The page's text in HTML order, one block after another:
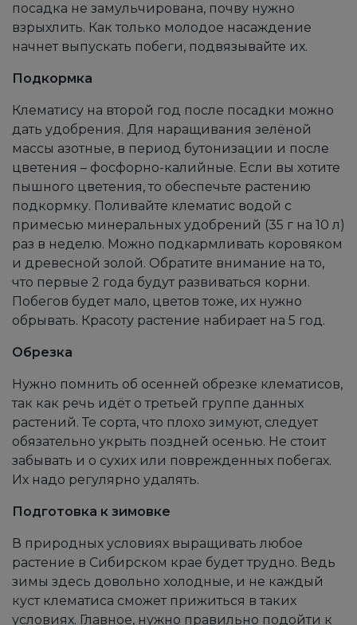
посадка не замульчирована, почву нужно
взрыхлить. Как только молодое насаждение
начнет выпускать побеги, подвязывайте их.
Подкормка
Клематису на второй год после посадки можно
дать удобрения. Для наращивания зелёной
массы азотные, в период бутонизации и после
цветения – фосфорно-калийные. Если вы хотите
пышного цветения, то обеспечьте растению
подкормку. Поливайте клематис водой с
примесью минеральных удобрений (35 г на 10 л)
раз в неделю. Можно подкармливать коровяком
и древесной золой. Обратите внимание на то,
что первые 2 года будут развиваться корни.
Побегов будет мало, цветов тоже, их нужно
обрывать. Красоту растение набирает на 5 год.
Обрезка
Нужно помнить об осенней обрезке клематисов,
так как речь идёт о третьей группе данных
растений. Те сорта, что плохо зимуют, следует
обязательно укрыть поздней осенью. Не стоит
забывать и о сухих или поврежденных побегах.
Их надо регулярно удалять.
Подготовка к зимовке
В природных условиях выращивать любое
растение в Сибирском крае будет трудно. Ведь
зимы здесь довольно холодные, и не каждый
куст клематиса сможет прижиться в таких
условиях. Главное, нужно правильно подойти к